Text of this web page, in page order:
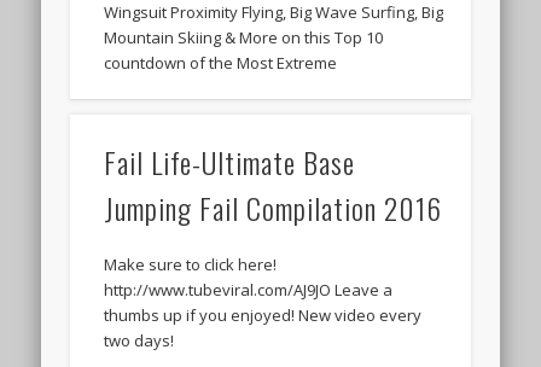
Wingsuit Proximity Flying, Big Wave Surfing, Big
Mountain Skiing & More on this Top 10
countdown of the Most Extreme
Fail Life-Ultimate Base
Jumping Fail Compilation 2016
Make sure to click here!
http://www.tubeviral.com/AJ9JO Leave a
thumbs up if you enjoyed! New video every
two days!